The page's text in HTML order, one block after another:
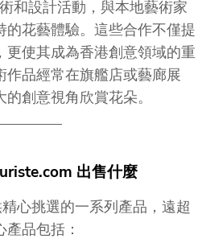
和設計活動，與本地藝術家
的花藝體驗。這些合作不僅提
更使其成為香港創意領域的重
作品經常在旗艦店或藝廊展
創意視角欣賞花朵。
出售什麼
精心挑選的一系列產品，遠超
品包括：